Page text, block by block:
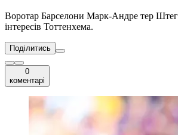
Воротар Барселони Марк-Андре тер
інтересів Тоттенхема.
Поділитись
0
коментарі